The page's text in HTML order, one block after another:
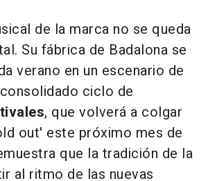
de la marca no se queda
Su fábrica de Badalona se
verano en un escenario de
ciclo de
, que volverá a colgar
out' este próximo mes de
que la tradición de la
al ritmo de las nuevas